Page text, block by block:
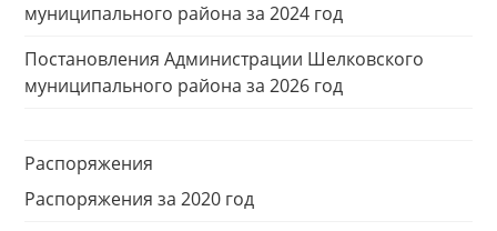
муниципального района за 2024 год
Постановления Администрации Шелковского
муниципального района за 2026 год
Распоряжения
Распоряжения за 2020 год